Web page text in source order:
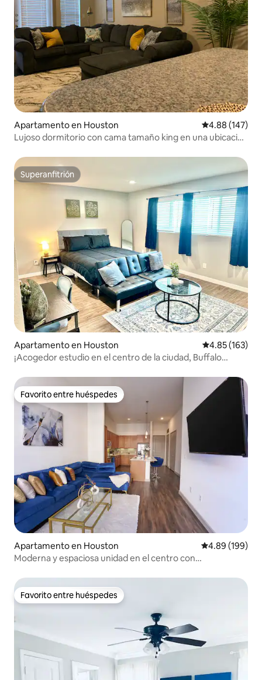
Apartamento en Houston Calificación
4.88 (147)
Lujoso dormitorio con cama tamaño king en una ubicación
Superanfitrión
Superanfitrión
Apartamento en Houston Calificación
4.85 (163)
¡Acogedor estudio en el centro de la ciudad, Buffalo
Favorito entre huéspedes
Favorito entre huéspedes
Apartamento en Houston Calificación
4.89 (199)
Moderna y espaciosa unidad en el centro con
Favorito entre huéspedes
Favorito entre huéspedes